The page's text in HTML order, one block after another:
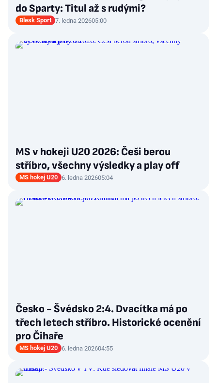
do Sparty: Titul až s rudými?
Blesk Sport 7. ledna 202605:00
MS v hokeji U20 2026: Češi berou
stříbro, všechny výsledky a play off
MS hokej U20 6. ledna 202605:04
Česko - Švédsko 2:4. Dvacítka má po
třech letech stříbro. Historické ocenění
pro Čihaře
MS hokej U20 6. ledna 202604:55